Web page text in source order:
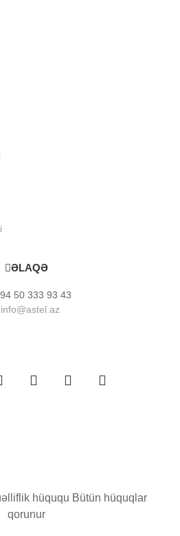
ƏLAQƏ
50 333 93 43
info@astel.az
hüququ Bütün hüquqlar
qorunur